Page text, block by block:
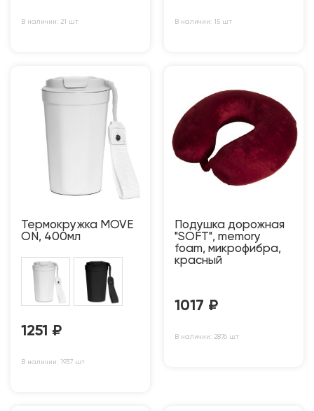
В наличии: 21 шт В наличии: 15 шт
Термокружка MOVE
ON, 400мл
1251 ₽
В наличии: 1937 шт
Подушка дорожная
"SOFT", memory
foam, микрофибра,
красный
1017 ₽
В наличии: 2876 шт